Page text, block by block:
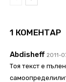
1 КОМЕНТАР
Abdisheff 2011-
Тоя текст е